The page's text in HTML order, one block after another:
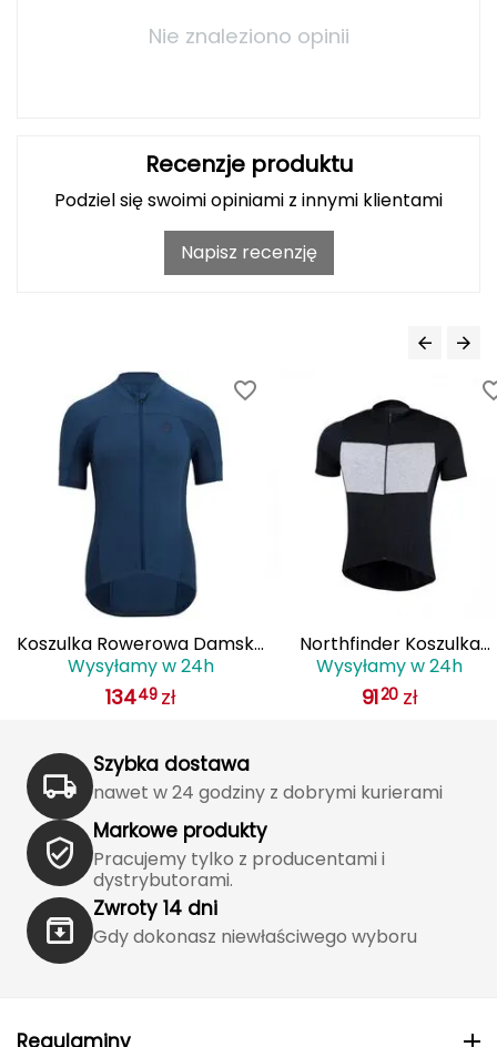
Gregory
HAGLÖFS
HMS PREMIUM
Hoka
Hydro Flask
IGLOO
INNY
Icebreaker
Nie znaleziono opinii
Recenzje produktu
Podziel się swoimi opiniami z innymi klientami
Napisz recenzję
Koszulka Rowerowa Damska
SILVINI Montella WD2024
granatowa
Wysyłamy w 24h
13449 zł
Northfinder Koszulka
rowerowa męska Judah
merino blend czarna
Wysyłamy w 24h
9120 zł
Szybka dostawa
nawet w 24 godziny z dobrymi kurierami
Markowe produkty
Pracujemy tylko z producentami i
dystrybutorami.
Zwroty 14 dni
Gdy dokonasz niewłaściwego wyboru
Regulaminy